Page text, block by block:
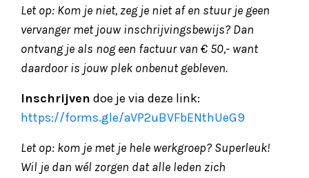
Let op: Kom je niet, zeg je niet af en stuur je geen
vervanger met jouw inschrijvingsbewijs? Dan
ontvang je als nog een factuur van € 50,- want
daardoor is jouw plek onbenut gebleven.
Inschrijven doe je via deze link:
https://forms.gle/aVP2uBVFbENthUeG9
Let op: kom je met je hele werkgroep? Superleuk!
Wil je dan wél zorgen dat alle leden zich